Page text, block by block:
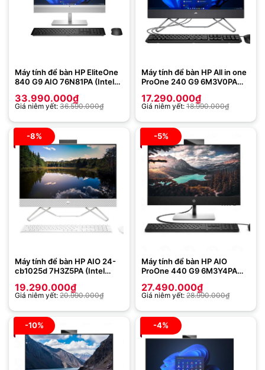
Máy tính để bàn HP EliteOne
840 G9 AIO 76N81PA (Intel
| RTX 3050Ti 4GB | Win 11 |
Bạc)
33.990.000₫
Giá niêm yết: 36.590.000₫
Máy tính để bàn HP All in one
ProOne 240 G9 6M3V0PA
256GB | Intel Iris Xe | 23.8
inch FHD | Win 11 | Đen)
17.290.000₫
Giá niêm yết: 18.990.000₫
-8%
Máy tính để bàn HP AIO 24-
cb1025d 7H3Z5PA (Intel
GB | Intel Iris Xe | 23.8 inch
FHD | Win 11 | Trắng
19.290.000₫
Giá niêm yết: 20.990.000₫
-5%
Máy tính để bàn HP AIO
ProOne 440 G9 6M3Y4PA
| 512GB | Intel UHD | 23.8
inch | Cảm ứng | Win 11)
27.490.000₫
Giá niêm yết: 28.990.000₫
-10% -4%